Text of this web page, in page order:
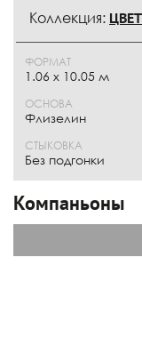
Коллекция:
ФОРМАТ
1.06 x 10.05 м
ОСНОВА
Флизелин
СТЫКОВКА
Без подгонки
Компаньоны